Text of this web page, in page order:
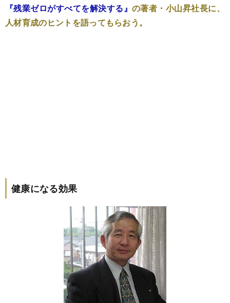
『残業ゼロがすべてを解決する』 の著者・小山昇社長に、
人材育成のヒントを語ってもらおう。
健康になる効果